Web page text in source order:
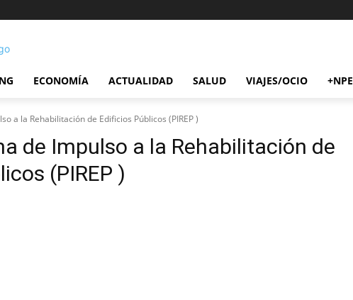
ECONOMÍA ACTUALIDAD SALUD VIAJES/OCIO +NPE
a la Rehabilitación de Edificios Públicos (PIREP )
de Impulso a la Rehabilitación de
(PIREP )